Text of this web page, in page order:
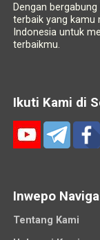
Dengan
terbaik yang kamu
Indonesia untuk
terbaikmu.
Ikuti Kami di
Inwepo
Tentang Kami